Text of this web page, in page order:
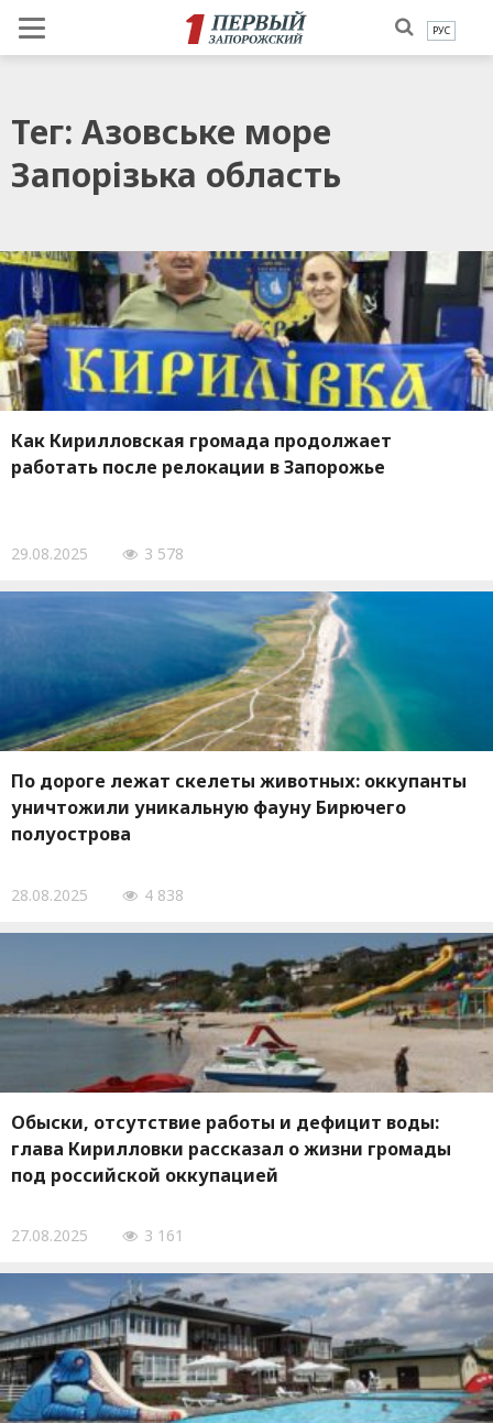
РУС
Тег: Азовське море
Запорізька область
Как Кирилловская громада продолжает
работать после релокации в Запорожье
29.08.2025 3 578
По дороге лежат скелеты животных: оккупанты
уничтожили уникальную фауну Бирючего
полуострова
28.08.2025 4 838
Обыски, отсутствие работы и дефицит воды:
глава Кирилловки рассказал о жизни громады
под российской оккупацией
27.08.2025 3 161